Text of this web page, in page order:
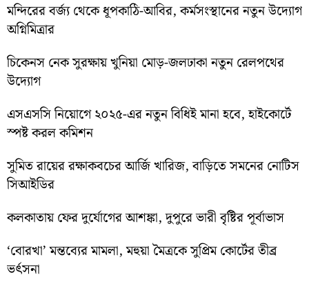
মন্দিরের বর্জ্য থেকে ধূপকাঠি-আবির, কর্মসংস্থানের নতুন উদ্যোগ
অগ্নিমিত্রার
চিকেনস নেক সুরক্ষায় খুনিয়া মোড়-জলঢাকা নতুন রেলপথের
উদ্যোগ
এসএসসি নিয়োগে ২০২৫-এর নতুন বিধিই মানা হবে, হাইকোর্টে
স্পষ্ট করল কমিশন
সুমিত রায়ের রক্ষাকবচের আর্জি খারিজ, বাড়িতে সমনের নোটিস
সিআইডির
কলকাতায় ফের দুর্যোগের আশঙ্কা, দুপুরে ভারী বৃষ্টির পূর্বাভাস
‘বোরখা’ মন্তব্যের মামলা, মহুয়া মৈত্রকে সুপ্রিম কোর্টের তীব্র
ভর্ৎসনা